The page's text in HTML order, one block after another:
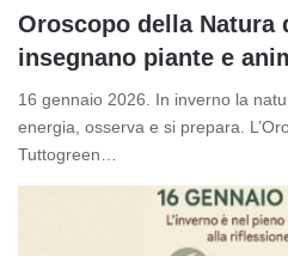
Oroscopo della Natura
insegnano piante e
16 gennaio 2026. In inverno la
energia, osserva e si prepara.
Tuttogreen…